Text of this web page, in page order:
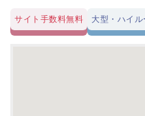
サイト手数料無料 大型・ハイル